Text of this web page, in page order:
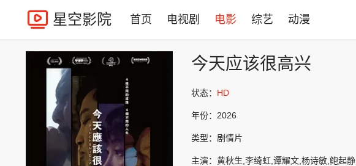
星空影院 首页 电视剧 电影 综艺 动漫
今天应该很高兴
状态： HD
年份： 2026
类型： 剧情片
主演： 黄秋生,李绮虹,谭耀文,杨诗敏,鲍起静